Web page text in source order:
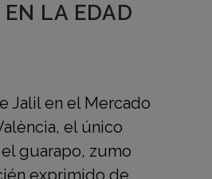
LA EDAD
Jalil en el Mercado
el único
guarapo, zumo
exprimido de